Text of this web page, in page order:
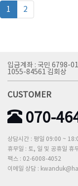
1 2
입금계좌 : 국민 6798-
1055-84561 김회상
CUSTOMER
070-
상담시간 : 평일 09:00 ~
휴무일 : 토, 일 및 공휴일 휴
팩스 : 02-6008-4052
이메일 상담 :